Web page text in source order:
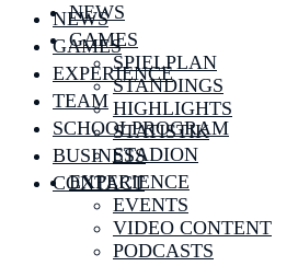
NEWS
GAMES
SPIELPLAN
STANDINGS
HIGHLIGHTS
STATISTIK
STADION
EXPERIENCE
EVENTS
VIDEO CONTENT
PODCASTS
NEWS
GAMES
EXPERIENCE
TEAM
SCHOOLPROGRAM
BUSINESS
CONTACT